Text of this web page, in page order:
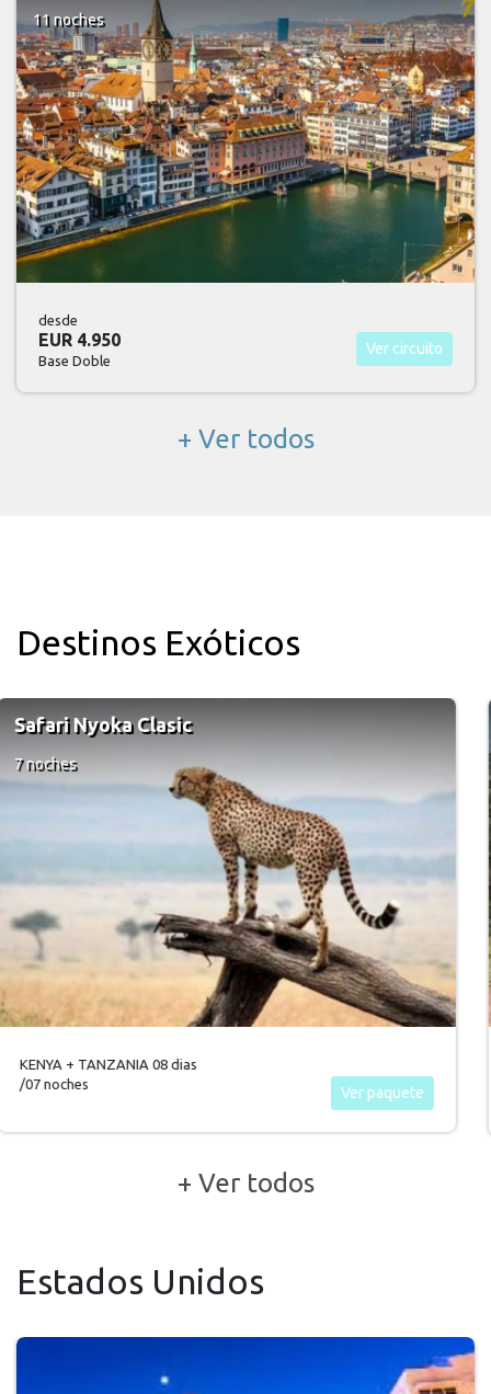
11 noches
desde
EUR 4.950
Base Doble
Ver circuito
+ Ver todos
Destinos Exóticos
Spectacular South Africa
6 noches
desde
USD 1.795 Ver paquete
+ Ver todos
Estados Unidos